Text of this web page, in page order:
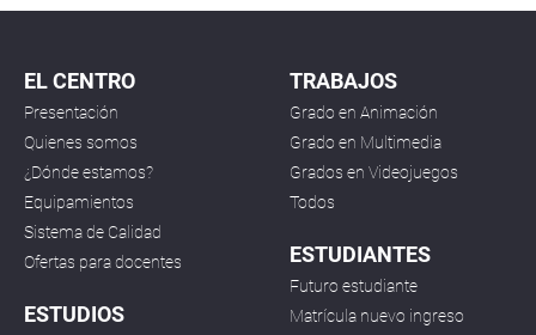
EL CENTRO
Presentación
Quienes somos
¿Dónde estamos?
Equipamientos
Sistema de Calidad
Ofertas para docentes
ESTUDIOS
TRABAJOS
Grado en Animación
Grado en Multimedia
Grados en Videojuegos
Todos
ESTUDIANTES
Futuro estudiante
Matrícula nuevo ingreso